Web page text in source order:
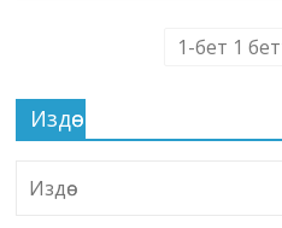
1-бет 1
Издөө